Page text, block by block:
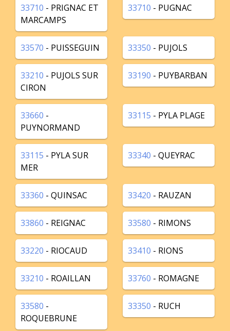
33710 - PRIGNAC ET
MARCAMPS
33710 - PUGNAC
33570 - PUISSEGUIN 33350 - PUJOLS
33210 - PUJOLS SUR
CIRON
33190 - PUYBARBAN
33660 -
PUYNORMAND
33115 - PYLA PLAGE
33115 - PYLA SUR
MER
33340 - QUEYRAC
33360 - QUINSAC 33420 - RAUZAN
33860 - REIGNAC 33580 - RIMONS
33220 - RIOCAUD 33410 - RIONS
33210 - ROAILLAN 33760 - ROMAGNE
33580 -
ROQUEBRUNE
33350 - RUCH